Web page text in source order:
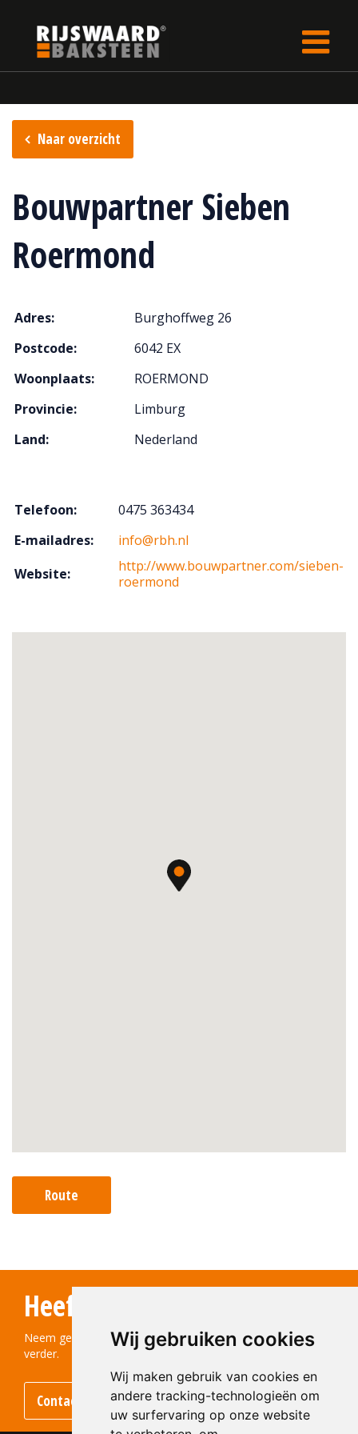
Wij gebruiken cookies
Wij maken gebruik van cookies en
andere tracking-technologieën om
uw surfervaring op onze website
Naar overzicht
Bouwpartner Sieben
Roermond
Adres:
Burghoffweg 26
Postcode:
6042 EX
Woonplaats:
ROERMOND
Provincie:
Limburg
Land:
Nederland
Telefoon:
0475 363434
E-mailadres:
info@rbh.nl
Website:
http://www.bouwpartner.com/sieben-
roermond
Route
Heeft u vragen?
Neem gerust contact met ons op! We helpen u graag
verder.
Contact opnemen